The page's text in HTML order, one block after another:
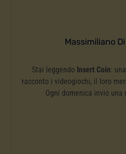
Massimiliano
Stai leggendo Insert Coin:
racconto i videogiochi, il loro
Ogni domenica invio una